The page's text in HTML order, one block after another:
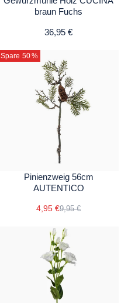
braun Fuchs
36,95 €
Spare 50%
Pinienzweig 56cm
AUTENTICO
4,95 €9,95 €